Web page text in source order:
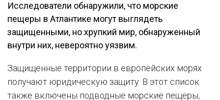
Исследователи обнаружили, что морские
пещеры в Атлантике могут выглядеть
защищенными, но хрупкий мир, обнаруженный
внутри них, невероятно уязвим.
Защищенные территории в европейских морях
получают юридическую защиту. В этот список
также включены подводные морские пещеры,